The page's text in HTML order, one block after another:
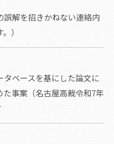
解を招きかねない連絡内
）
ベースを基にした論文に
事案（名古屋高裁令和7年